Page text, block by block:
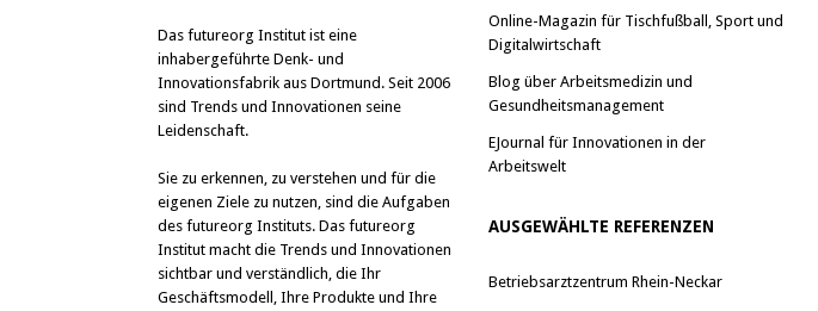
Das futureorg Institut ist eine
inhabergeführte Denk- und
Innovationsfabrik aus Dortmund. Seit 2006
sind Trends und Innovationen seine
Leidenschaft.
Sie zu erkennen, zu verstehen und für die
eigenen Ziele zu nutzen, sind die Aufgaben
des futureorg Instituts. Das futureorg
Institut macht die Trends und Innovationen
sichtbar und verständlich, die Ihr
Geschäftsmodell, Ihre Produkte und Ihre
Online-Magazin für Tischfußball, Sport und
Digitalwirtschaft
Blog über Arbeitsmedizin und
Gesundheitsmanagement
EJournal für Innovationen in der
Arbeitswelt
AUSGEWÄHLTE REFERENZEN
Betriebsarztzentrum Rhein-Neckar